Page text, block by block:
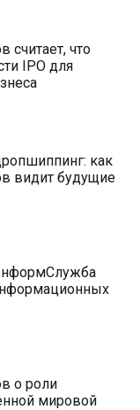
считает, что
IPO для
как
видит будущие
о роли
мировой